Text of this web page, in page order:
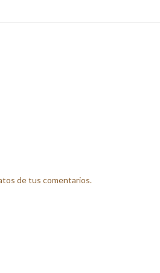
de tus comentarios.